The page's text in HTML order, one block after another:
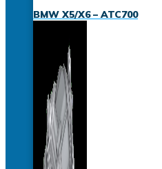
BMW X5/X6 – ATC700